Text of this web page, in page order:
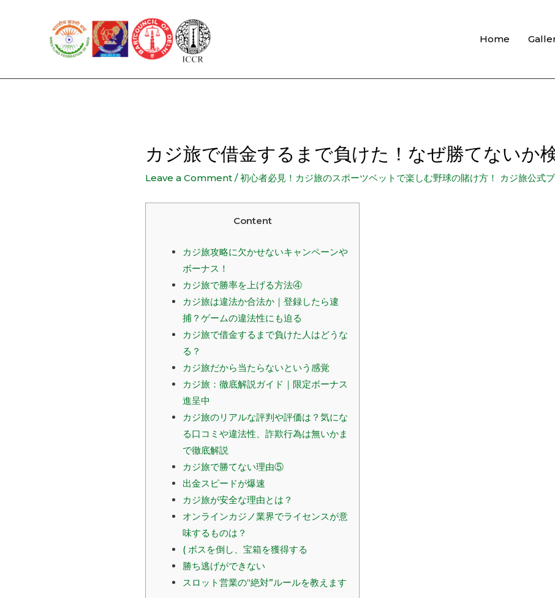
Home
カジ旅で借金するまで負けた！なぜ勝てないか
Leave a Comment /初心者必見！カジ旅のスポーツベットで楽しむ野球の賭け方！ カジ旅公式
Content
カジ旅攻略に欠かせないキャンペーンや
ボーナス！
カジ旅で勝率を上げる方法④
カジ旅は違法か合法か｜登録したら逮
捕？ゲームの違法性にも迫る
カジ旅で借金するまで負けた人はどうな
る？
カジ旅だから当たらないという感覚
カジ旅：徹底解説ガイド｜限定ボーナス
進呈中
カジ旅のリアルな評判や評価は？気にな
る口コミや違法性、詐欺行為は無いかま
で徹底解説
カジ旅で勝てない理由⑤
出金スピードが爆速
カジ旅が安全な理由とは？
オンラインカジノ業界でライセンスが意
味するものは？
( ボスを倒し、宝箱を獲得する
勝ち逃げができない
スロット営業の“絶対”ルールを教えます